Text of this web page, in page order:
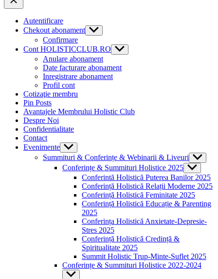
Autentificare
Chekout abonament Show
sub
menu
Confirmare
Cont HOLISTICCLUB.RO Show
sub
menu
Anulare abonament
Date facturare abonament
Inregistrare abonament
Profil cont
Cotizaţie membru
Pin Posts
Avantajele Membrului Holistic Club
Despre Noi
Confidentialitate
Contact
Evenimente Show
sub
menu
Summituri & Conferințe & Webinarii & Liveuri Show
sub
menu
Conferințe & Summituri Holistice 2025 Show
sub
menu
Conferintă Holistică Puterea Banilor 2025
Conferință Holistică Relații Moderne 2025
Conferință Holistică Feminitate 2025
Conferință Holistică Educație & Parenting
2025
Conferința Holistică Anxietate-Depresie-
Stres 2025
Conferință Holistică Credință &
Spiritualitate 2025
Summit Holistic Trup-Minte-Suflet 2025
Conferințe & Summituri Holistice 2022-2024
Show